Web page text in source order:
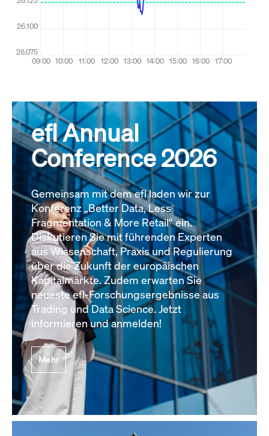
efl Annual
Conference 2026
Gemeinsam mit dem efl laden wir zur
Konferenz „Better Data, Less
Fragmentation & More Retail“ ein.
Diskutieren Sie mit führenden Experten
aus Wissenschaft, Praxis und Regulierung
über die Zukunft der europäischen
Kapitalmärkte. Zudem erwarten Sie
neueste efl-Forschungsergebnisse aus
Trading und Data Science. Jetzt
informieren und anmelden!
Mehr